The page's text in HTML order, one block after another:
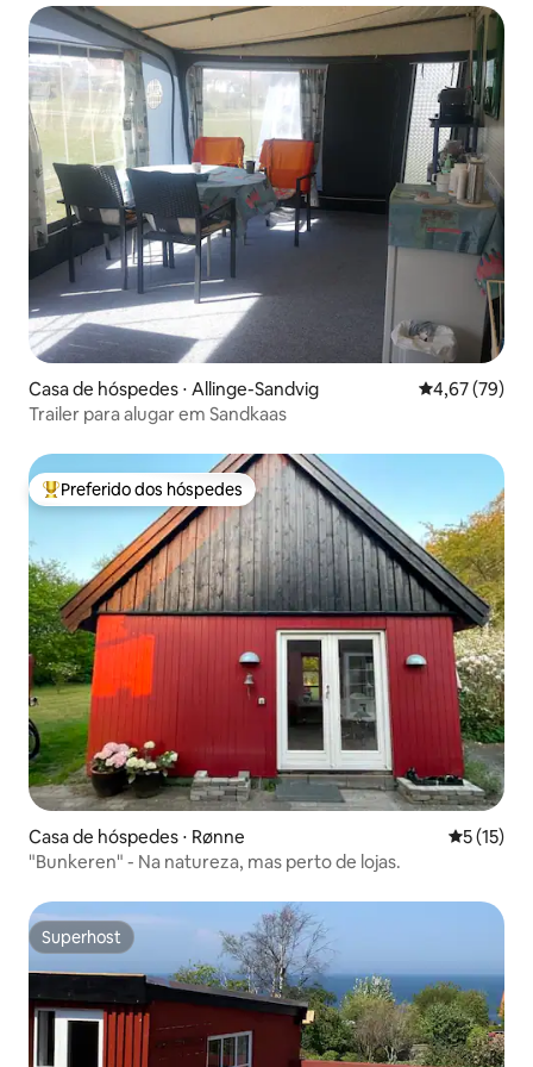
Casa de hóspedes ⋅ Allinge-Sandvig 4,67 de uma
4,67 (79)
Trailer para alugar em Sandkaas
Entre os melhores preferidos dos hóspedes
Preferido dos hóspedes
Casa de hóspedes ⋅ Rønne 5 de uma
5 (15)
"Bunkeren" - Na natureza, mas perto de lojas.
Superhost
Superhost